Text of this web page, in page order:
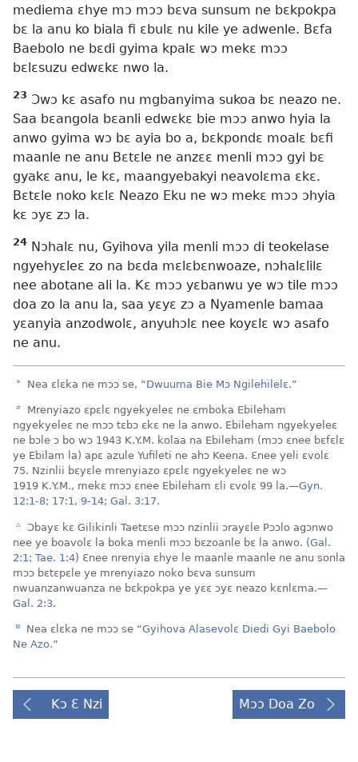
mediema ɛhye mɔ mɔɔ bɛva sunsum ne bɛkpokpa
bɛ la anu ko biala fi ɛbulɛ nu kile ye adwenle. Bɛfa
Baebolo ne bɛdi gyima kpalɛ wɔ mekɛ mɔɔ
bɛlɛsuzu edwɛkɛ nwo la.
23 Ɔwɔ kɛ asafo nu mgbanyima sukoa bɛ neazo ne.
Saa bɛangola bɛanli edwɛkɛ bie mɔɔ anwo hyia la
anwo gyima wɔ bɛ ayia bo a, bɛkpondɛ moalɛ bɛfi
maanle ne anu Bɛtɛle ne anzɛɛ menli mɔɔ gyi bɛ
gyakɛ anu, le kɛ, maangyebakyi neavolɛma ɛkɛ.
Bɛtɛle noko kɛlɛ Neazo Eku ne wɔ mekɛ mɔɔ ɔhyia
kɛ ɔyɛ zɔ la.
24 Nɔhalɛ nu, Gyihova yila menli mɔɔ di teokelase
ngyehyɛleɛ zo na bɛda mɛlɛbɛnwoaze, nɔhalɛlilɛ
nee abotane ali la. Kɛ mɔɔ yɛbanwu ye wɔ tile mɔɔ
doa zo la anu la, saa yɛyɛ zɔ a Nyamenle bamaa
yɛanyia anzodwolɛ, anyuhɔlɛ nee koyɛlɛ wɔ asafo
ne anu.
a Nea ɛlɛka ne mɔɔ se, “Dwuuma Bie Mɔ Ngilehilelɛ.”
b Mrenyiazo ɛpɛlɛ ngyekyeleɛ ne ɛmboka Ebileham
ngyekyeleɛ ne mɔɔ tɛbɔ ɛkɛ ne la anwo. Ebileham ngyekyeleɛ
ne bɔle ɔ bo wɔ 1943 K.Y.M. kolaa na Ebileham (mɔɔ ɛnee bɛfɛlɛ
ye Ebilam la) apɛ azule Yufileti ne ahɔ Keena. Ɛnee yeli ɛvolɛ
75. Nzinlii bɛyɛle mrenyiazo ɛpɛlɛ ngyekyeleɛ ne wɔ
1919 K.Y.M., mekɛ mɔɔ ɛnee Ebileham ɛli ɛvolɛ 99 la.​—Gyn.
12:1-8; 17:1, 9-14; Gal. 3:17.
c Ɔbayɛ kɛ Gilikinli Taetɛse mɔɔ nzinlii ɔrayɛle Pɔɔlo agɔnwo
nee ye boavolɛ la boka menli mɔɔ bɛzoanle bɛ la anwo. (Gal.
2:1; Tae. 1:4) Ɛnee nrenyia ɛhye le maanle maanle ne anu sonla
mɔɔ bɛtɛpɛle ye mrenyiazo noko bɛva sunsum
nwuanzanwuanza ne bɛkpokpa ye yɛɛ ɔyɛ neazo kɛnlɛma.​—
Gal. 2:3.
d Nea ɛlɛka ne mɔɔ se “Gyihova Alasevolɛ Diedi Gyi Baebolo
Ne Azo.”
Kɔ Ɛ Nzi Mɔɔ Doa Zo